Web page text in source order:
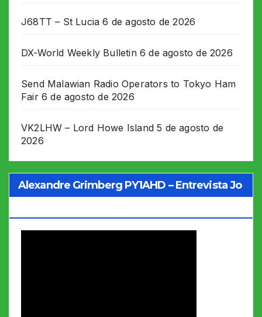
J68TT – St Lucia 6 de agosto de 2026
DX-World Weekly Bulletin 6 de agosto de 2026
Send Malawian Radio Operators to Tokyo Ham
Fair 6 de agosto de 2026
VK2LHW – Lord Howe Island 5 de agosto de
2026
Alexandre Grimberg PY1AHD – Entrevista Jo